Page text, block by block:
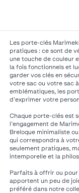
Les porte-clés
pratiques : ce sont de
une touche de couleur
la fois fonctionnels et
garder vos clés en
votre sac ou votre sac
emblématiques, les
d’exprimer votre
Chaque porte-clés est
l’engagement de
Breloque minimaliste
qui correspondra à
seulement pratiques,
intemporelle et la
Parfaits à offrir ou
apportent un peu de
préféré dans notre